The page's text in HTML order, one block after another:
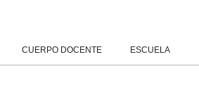
CUERPO DOCENTE ESCUELA